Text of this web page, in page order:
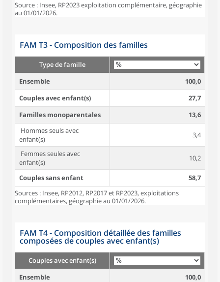
Source : Insee, RP2023 exploitation complémentaire, géographie
au 01/01/2026.
FAM T3 - Composition des familles
Type de famille
Ensemble
100,0
Couples avec enfant(s)
27,7
Familles monoparentales
13,6
Hommes seuls avec
enfant(s)
3,4
Femmes seules avec
enfant(s)
10,2
Couples sans enfant
58,7
Sources : Insee, RP2012, RP2017 et RP2023, exploitations
complémentaires, géographie au 01/01/2026.
FAM T4 - Composition détaillée des familles
composées de couples avec enfant(s)
Couples avec enfant(s)
Ensemble
100,0